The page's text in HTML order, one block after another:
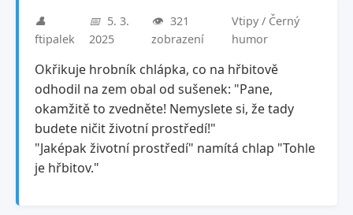
👤
ftipalek
📅 5. 3.
2025
👁️ 321
zobrazení
Vtipy / Černý
humor
Okřikuje hrobník chlápka, co na hřbitově
odhodil na zem obal od sušenek: "Pane,
okamžitě to zvedněte! Nemyslete si, že tady
budete ničit životní prostředí!"
"Jaképak životní prostředí" namítá chlap "Tohle
je hřbitov."